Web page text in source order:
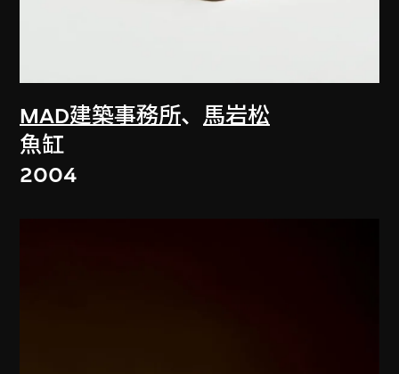
MAD建築事務所、 馬岩松
魚缸
2004